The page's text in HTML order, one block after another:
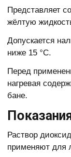
Представляет
жёлтую
Допускается
ниже 15 °С.
Перед
нагревая
бане.
Раствор
применяют для